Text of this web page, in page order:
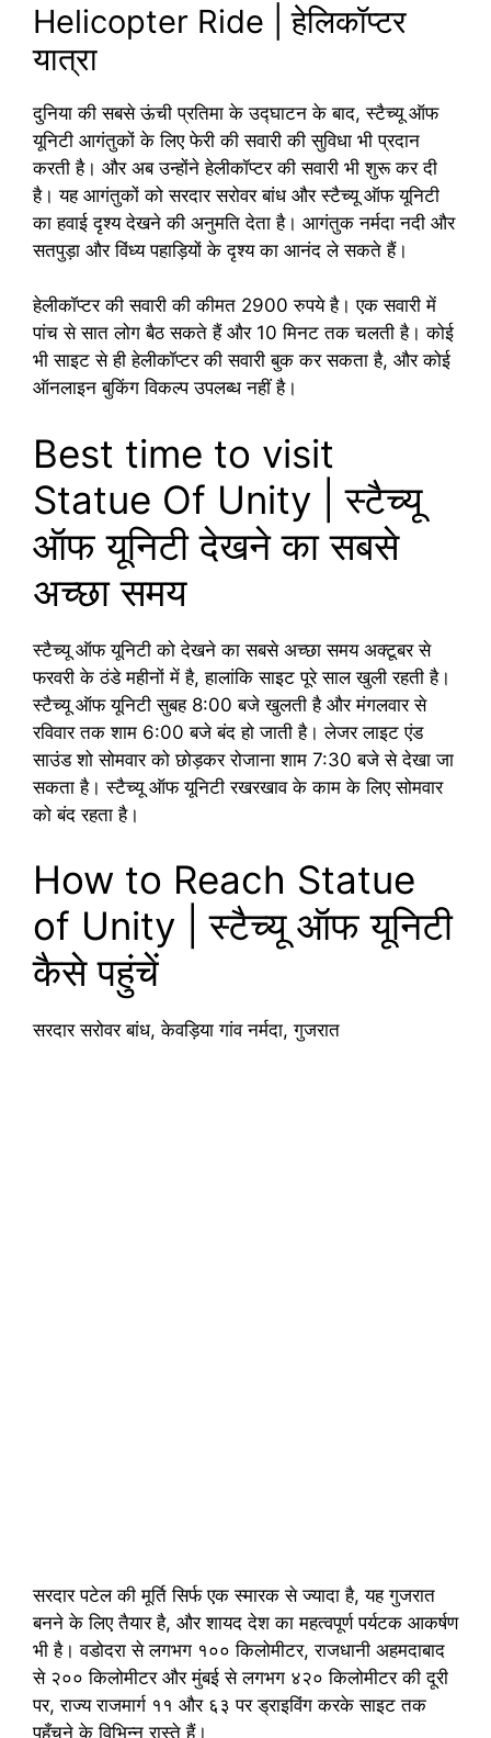
Helicopter Ride | हेलिकॉप्टर
यात्रा
दुनिया की सबसे ऊंची प्रतिमा के उद्घाटन के बाद, स्टैच्यू ऑफ
यूनिटी आगंतुकों के लिए फेरी की सवारी की सुविधा भी प्रदान
करती है। और अब उन्होंने हेलीकॉप्टर की सवारी भी शुरू कर दी
है। यह आगंतुकों को सरदार सरोवर बांध और स्टैच्यू ऑफ यूनिटी
का हवाई दृश्य देखने की अनुमति देता है। आगंतुक नर्मदा नदी और
सतपुड़ा और विंध्य पहाड़ियों के दृश्य का आनंद ले सकते हैं।
हेलीकॉप्टर की सवारी की कीमत 2900 रुपये है। एक सवारी में
पांच से सात लोग बैठ सकते हैं और 10 मिनट तक चलती है। कोई
भी साइट से ही हेलीकॉप्टर की सवारी बुक कर सकता है, और कोई
ऑनलाइन बुकिंग विकल्प उपलब्ध नहीं है।
Best time to visit
Statue Of Unity | स्टैच्यू
ऑफ यूनिटी देखने का सबसे
अच्छा समय
स्टैच्यू ऑफ यूनिटी को देखने का सबसे अच्छा समय अक्टूबर से
फरवरी के ठंडे महीनों में है, हालांकि साइट पूरे साल खुली रहती है।
स्टैच्यू ऑफ यूनिटी सुबह 8:00 बजे खुलती है और मंगलवार से
रविवार तक शाम 6:00 बजे बंद हो जाती है। लेजर लाइट एंड
साउंड शो सोमवार को छोड़कर रोजाना शाम 7:30 बजे से देखा जा
सकता है। स्टैच्यू ऑफ यूनिटी रखरखाव के काम के लिए सोमवार
को बंद रहता है।
How to Reach Statue
of Unity | स्टैच्यू ऑफ यूनिटी
कैसे पहुंचें
सरदार सरोवर बांध, केवड़िया गांव नर्मदा, गुजरात
सरदार पटेल की मूर्ति सिर्फ एक स्मारक से ज्यादा है, यह गुजरात
बनने के लिए तैयार है, और शायद देश का महत्वपूर्ण पर्यटक आकर्षण
भी है। वडोदरा से लगभग १०० किलोमीटर, राजधानी अहमदाबाद
से २०० किलोमीटर और मुंबई से लगभग ४२० किलोमीटर की दूरी
पर, राज्य राजमार्ग ११ और ६३ पर ड्राइविंग करके साइट तक
पहुँचने के विभिन्न रास्ते हैं।